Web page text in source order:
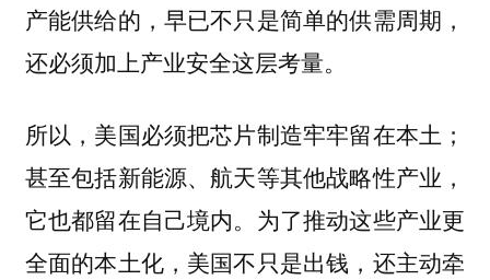
产能供给的，早已不只是简单的供需周期，
还必须加上产业安全这层考量。
所以，美国必须把芯片制造牢牢留在本土；
甚至包括新能源、航天等其他战略性产业，
它也都留在自己境内。为了推动这些产业更
全面的本土化，美国不只是出钱，还主动牵